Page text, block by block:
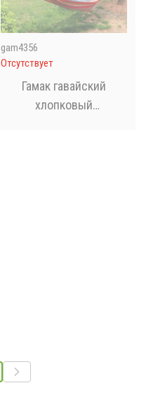
gam4356
Отсутствует
Гамак гавайский
хлопковый